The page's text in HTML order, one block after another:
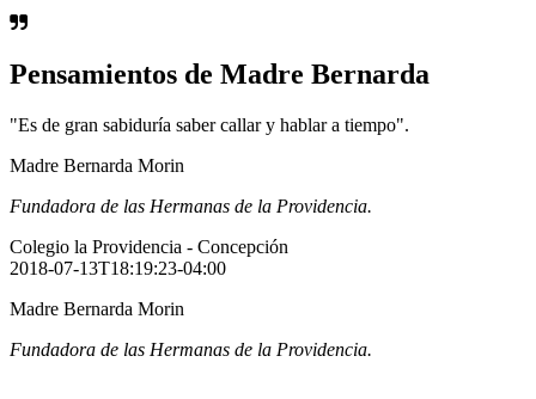
Pensamientos de Madre Bernarda
"Es de gran sabiduría saber callar y hablar a tiempo".
Madre Bernarda Morin
Fundadora de las Hermanas de la Providencia.
Colegio la Providencia - Concepción
2018-07-13T18:19:23-04:00
Madre Bernarda Morin
Fundadora de las Hermanas de la Providencia.